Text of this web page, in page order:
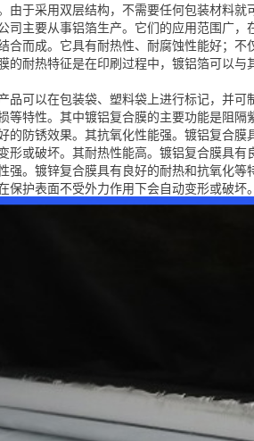
由于采用双层结构，不需要任何包装材料
司主要从事铝箔生产。它们的应用范围广
合而成。它具有耐热性、耐腐蚀性能好；
的耐热特征是在印刷过程中，镀铝箔可以与
品可以在包装袋、塑料袋上进行标记，并
等特性。其中镀铝复合膜的主要功能是阻
的防锈效果。其抗氧化性能强。镀铝复合
形或破坏。其耐热性能高。镀铝复合膜具
强。镀锌复合膜具有良好的耐热和抗氧化
保护表面不受外力作用下会自动变形或破坏